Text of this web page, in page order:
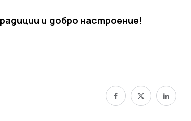
и добро настроение!